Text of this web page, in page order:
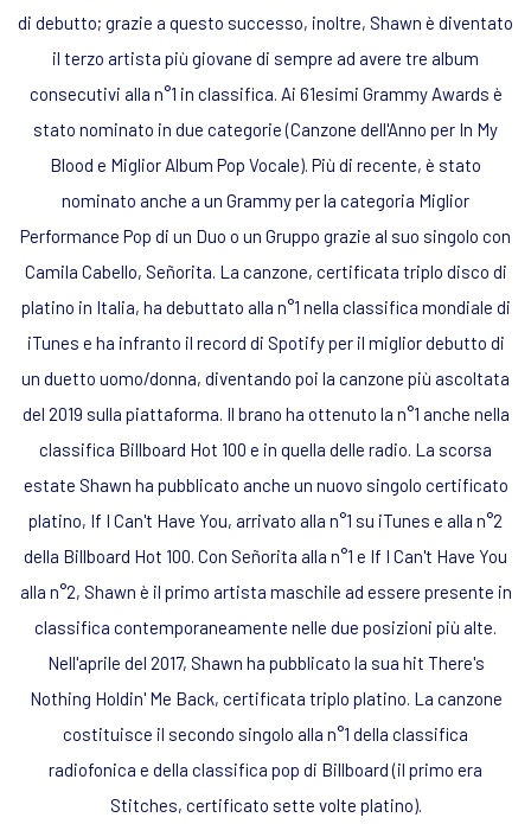
di debutto; grazie a questo successo, inoltre, Shawn è diventato
il terzo artista più giovane di sempre ad avere tre album
consecutivi alla n°1 in classifica. Ai 61esimi Grammy Awards è
stato nominato in due categorie (Canzone dell'Anno per In My
Blood e Miglior Album Pop Vocale). Più di recente, è stato
nominato anche a un Grammy per la categoria Miglior
Performance Pop di un Duo o un Gruppo grazie al suo singolo con
Camila Cabello, Señorita. La canzone, certificata triplo disco di
platino in Italia, ha debuttato alla n°1 nella classifica mondiale di
iTunes e ha infranto il record di Spotify per il miglior debutto di
un duetto uomo/donna, diventando poi la canzone più ascoltata
del 2019 sulla piattaforma. Il brano ha ottenuto la n°1 anche nella
classifica Billboard Hot 100 e in quella delle radio. La scorsa
estate Shawn ha pubblicato anche un nuovo singolo certificato
platino, If I Can't Have You, arrivato alla n°1 su iTunes e alla n°2
della Billboard Hot 100. Con Señorita alla n°1 e If I Can't Have You
alla n°2, Shawn è il primo artista maschile ad essere presente in
classifica contemporaneamente nelle due posizioni più alte.
Nell'aprile del 2017, Shawn ha pubblicato la sua hit There's
Nothing Holdin' Me Back, certificata triplo platino. La canzone
costituisce il secondo singolo alla n°1 della classifica
radiofonica e della classifica pop di Billboard (il primo era
Stitches, certificato sette volte platino).